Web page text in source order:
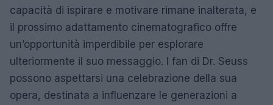
capacità di ispirare e motivare rimane inalterata, e
il prossimo adattamento cinematografico offre
un’opportunità imperdibile per esplorare
ulteriormente il suo messaggio. I fan di Dr. Seuss
possono aspettarsi una celebrazione della sua
opera, destinata a influenzare le generazioni a